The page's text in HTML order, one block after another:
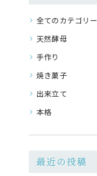
全てのカテゴリー
天然酵母
手作り
焼き菓子
出来立て
本格
最近の投稿